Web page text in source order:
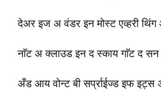
देअर इज अ वंडर इन मोस्ट एव्हरी
नाॅट अ क्लाउड इन द स्काय गाॅट द
अँड आय वोन्ट बी सर्प्राईज्ड इफ इट्स